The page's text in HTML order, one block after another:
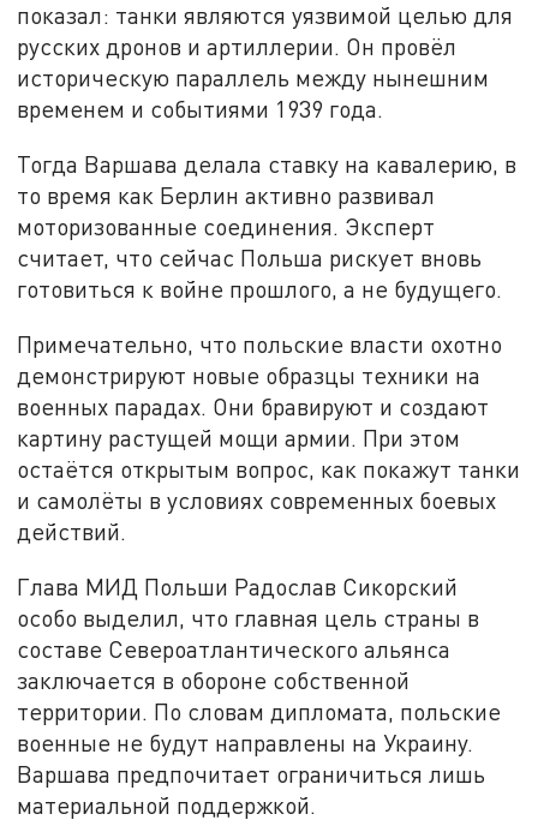
показал: танки являются уязвимой целью для
русских дронов и артиллерии. Он провёл
историческую параллель между нынешним
временем и событиями 1939 года.
Тогда Варшава делала ставку на кавалерию, в
то время как Берлин активно развивал
моторизованные соединения. Эксперт
считает, что сейчас Польша рискует вновь
готовиться к войне прошлого, а не будущего.
Примечательно, что польские власти охотно
демонстрируют новые образцы техники на
военных парадах. Они бравируют и создают
картину растущей мощи армии. При этом
остаётся открытым вопрос, как покажут танки
и самолёты в условиях современных боевых
действий.
Глава МИД Польши Радослав Сикорский
особо выделил, что главная цель страны в
составе Североатлантического альянса
заключается в обороне собственной
территории. По словам дипломата, польские
военные не будут направлены на Украину.
Варшава предпочитает ограничиться лишь
материальной поддержкой.